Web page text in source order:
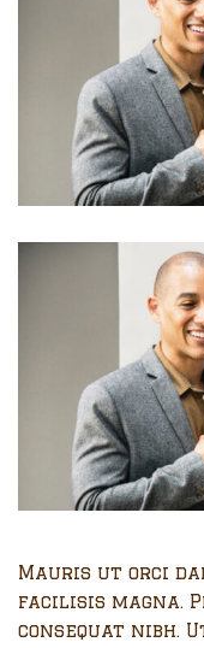
Mauris ut orci
facilisis magna.
consequat nibh.